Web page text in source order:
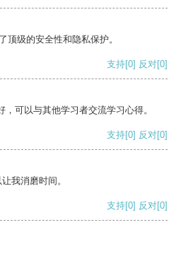
顶级的安全性和隐私保护。
支持[0] 反对[0]
可以与其他学习者交流学习心得。
支持[0] 反对[0]
我消磨时间。
支持[0] 反对[0]